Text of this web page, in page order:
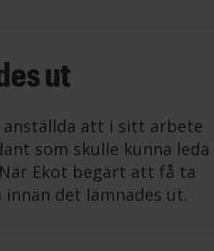
ut
anställda att i sitt arbete
som skulle kunna leda
Ekot begärt att få ta
det lämnades ut.